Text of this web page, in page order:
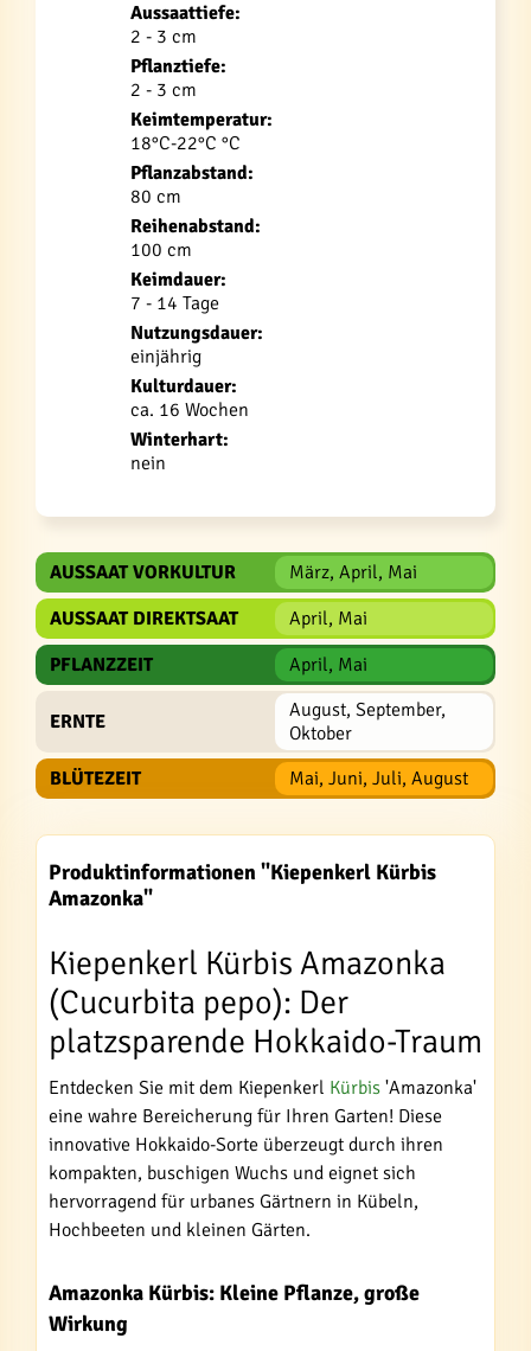
Aussaattiefe:
2 - 3 cm
Pflanztiefe:
2 - 3 cm
Keimtemperatur:
18°C-22°C °C
Pflanzabstand:
80 cm
Reihenabstand:
100 cm
Keimdauer:
7 - 14 Tage
Nutzungsdauer:
einjährig
Kulturdauer:
ca. 16 Wochen
Winterhart:
nein
AUSSAAT VORKULTUR
März, April, Mai
AUSSAAT DIREKTSAAT
April, Mai
PFLANZZEIT
April, Mai
ERNTE
August, September,
Oktober
BLÜTEZEIT
Mai, Juni, Juli, August
Produktinformationen "Kiepenkerl Kürbis
Amazonka"
Kiepenkerl Kürbis Amazonka
(Cucurbita pepo): Der
platzsparende Hokkaido-Traum
Entdecken Sie mit dem Kiepenkerl Kürbis 'Amazonka'
eine wahre Bereicherung für Ihren Garten! Diese
innovative Hokkaido-Sorte überzeugt durch ihren
kompakten, buschigen Wuchs und eignet sich
hervorragend für urbanes Gärtnern in Kübeln,
Hochbeeten und kleinen Gärten.
Amazonka Kürbis: Kleine Pflanze, große
Wirkung